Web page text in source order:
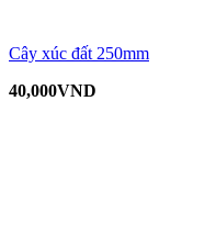
Cây xúc đất 250mm
40,000VND